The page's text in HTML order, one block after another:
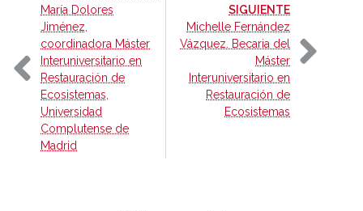
María Dolores
Jiménez,
coordinadora Máster
Interuniversitario en
Restauración de
Ecosistemas,
Universidad
Complutense de
Madrid
SIGUIENTE-
Michelle Fernández
Vázquez. Becaria del
Máster
Interuniversitario en
Restauración de
Ecosistemas